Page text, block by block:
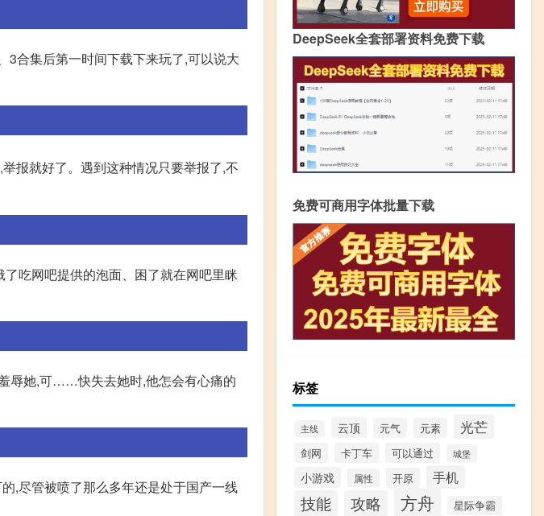
3合集后第一时间下载下来玩了,可以说大
报就好了。遇到这种情况只要举报了,不
吃网吧提供的泡面、困了就在网吧里眯
辱她,可……快失去她时,他怎会有心痛的
,尽管被喷了那么多年还是处于国产一线
DeepSeek全套部署资料免费下载
免费可商用字体批量下载
标签
主线 云顶 元气 元素 光芒
剑网 卡丁车 可以通过 城堡
小游戏 属性 开原 手机
技能 攻略 方舟 星际争霸